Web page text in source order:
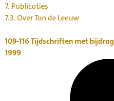
7. Publicaties
7.3. Over Ton de Leeuw
109-116Tijdschriften met
1999